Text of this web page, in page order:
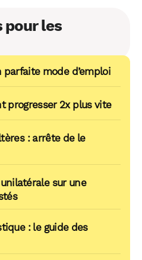
pour les
mode d’emploi
progresser 2x plus vite
: arrête de le
sur une
: le guide des